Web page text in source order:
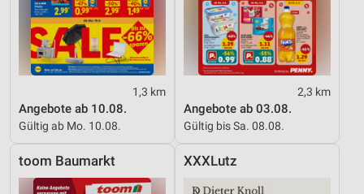
1,3 km
Angebote ab 10.08.
Gültig ab Mo. 10.08.
2,3 km
Angebote ab 03.08.
Gültig bis Sa. 08.08.
toom Baumarkt XXXLutz